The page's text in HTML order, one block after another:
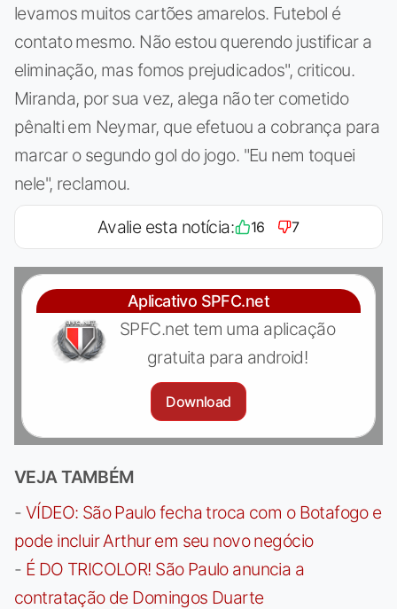
levamos muitos cartões amarelos. Futebol é
contato mesmo. Não estou querendo justificar a
eliminação, mas fomos prejudicados", criticou.
Miranda, por sua vez, alega não ter cometido
pênalti em Neymar, que efetuou a cobrança para
marcar o segundo gol do jogo. "Eu nem toquei
nele", reclamou.
Avalie esta notícia: 16 7
Aplicativo SPFC.net
SPFC.net tem uma aplicação
gratuita para android!
Download
VEJA TAMBÉM
- VÍDEO: São Paulo fecha troca com o Botafogo e
pode incluir Arthur em seu novo negócio
- É DO TRICOLOR! São Paulo anuncia a
contratação de Domingos Duarte